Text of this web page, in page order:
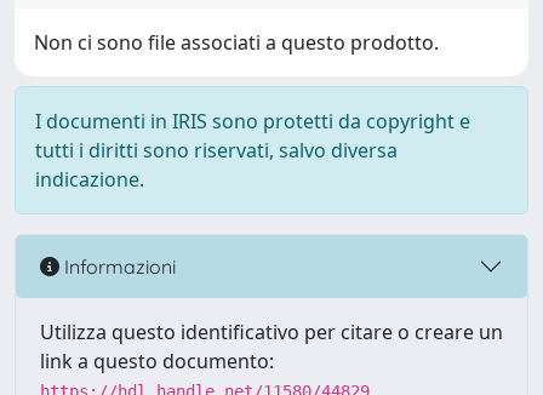
Non ci sono file associati a questo prodotto.
I documenti in IRIS sono protetti da copyright e
tutti i diritti sono riservati, salvo diversa
indicazione.
Informazioni
Utilizza questo identificativo per citare o creare un
link a questo documento: